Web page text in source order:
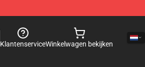
KlantenserviceWinkelwagen bekijken